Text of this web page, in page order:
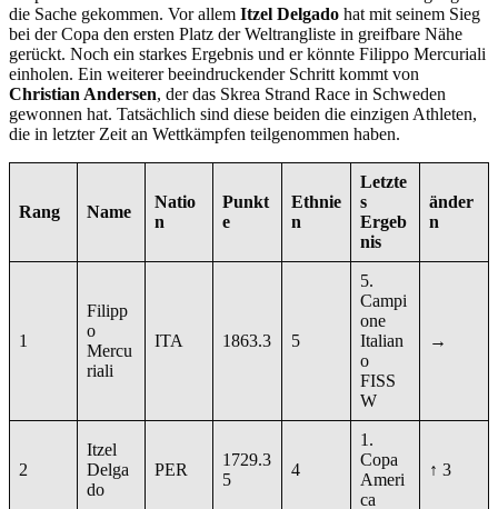
die Sache gekommen. Vor allem Itzel Delgado hat mit seinem Sieg
bei der Copa den ersten Platz der Weltrangliste in greifbare Nähe
gerückt. Noch ein starkes Ergebnis und er könnte Filippo Mercuriali
einholen. Ein weiterer beeindruckender Schritt kommt von
Christian Andersen, der das Skrea Strand Race in Schweden
gewonnen hat. Tatsächlich sind diese beiden die einzigen Athleten,
die in letzter Zeit an Wettkämpfen teilgenommen haben.
Rang Name
Natio
n
Punkt
e
Ethnie
n
Letzte
s
Ergeb
nis
änder
n
1
Filipp
o
Mercu
riali
ITA 1863.3 5
5.
Campi
one
Italian
o
FISS
W
→
2
Itzel
Delga
do
PER
1729.3
5
4
1.
Copa
Ameri
ca
↑ 3